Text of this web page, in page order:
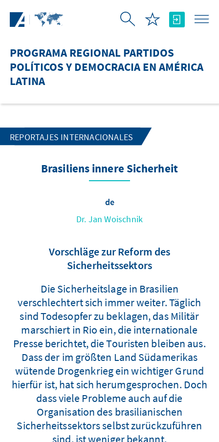
PROGRAMA REGIONAL PARTIDOS
POLÍTICOS Y DEMOCRACIA EN AMÉRICA
LATINA
REPORTAJES INTERNACIONALES
Brasiliens innere Sicherheit
de
Dr. Jan Woischnik
Vorschläge zur Reform des
Sicherheitssektors
Die Sicherheitslage in Brasilien
verschlechtert sich immer weiter. Täglich
sind Todesopfer zu beklagen, das Militär
marschiert in Rio ein, die internationale
Presse berichtet, die Touristen bleiben aus.
Dass der im größten Land Südamerikas
wütende Drogenkrieg ein wichtiger Grund
hierfür ist, hat sich herumgesprochen. Doch
dass viele Probleme auch auf die
Organisation des brasilianischen
Sicherheitssektors selbst zurückzuführen
sind, ist weniger bekannt.